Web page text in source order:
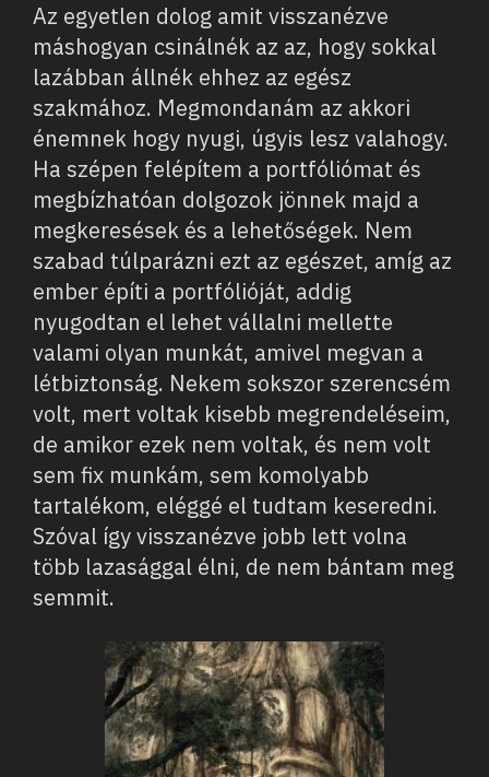
Az egyetlen dolog amit visszanézve
máshogyan csinálnék az az, hogy sokkal
lazábban állnék ehhez az egész
szakmához. Megmondanám az akkori
énemnek hogy nyugi, úgyis lesz valahogy.
Ha szépen felépítem a portfóliómat és
megbízhatóan dolgozok jönnek majd a
megkeresések és a lehetőségek. Nem
szabad túlparázni ezt az egészet, amíg az
ember építi a portfólióját, addig
nyugodtan el lehet vállalni mellette
valami olyan munkát, amivel megvan a
létbiztonság. Nekem sokszor szerencsém
volt, mert voltak kisebb megrendeléseim,
de amikor ezek nem voltak, és nem volt
sem fix munkám, sem komolyabb
tartalékom, eléggé el tudtam keseredni.
Szóval így visszanézve jobb lett volna
több lazasággal élni, de nem bántam meg
semmit.